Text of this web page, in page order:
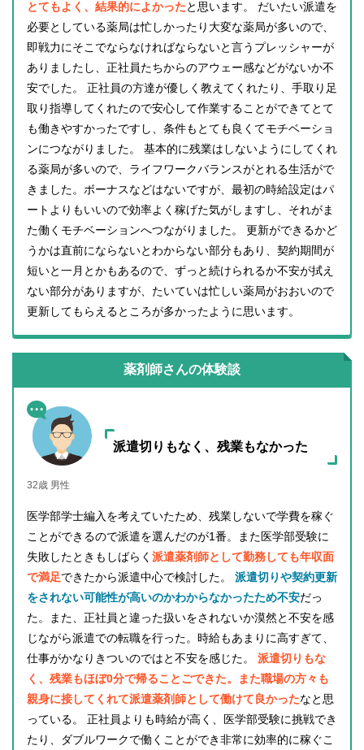
とてもよく、結果的によかったと思います。 だいたい派遣を
必要としている薬局は忙しかったり大変な薬局が多いので、
即戦力にそこでならなければならないと言うプレッシャーが
ありましたし、正社員たちからのアウェー感などがないか不
安でした。 正社員の方達が優しく教えてくれたり、手取り足
取り指導してくれたので安心して作業することができてとて
も働きやすかったですし、条件もとても良くてモチベーショ
ンにつながりました。 基本的に残業はしないようにしてくれ
る薬局が多いので、ライフワークバランスがとれる生活がで
きました。ボーナスなどはないですが、最初の時給設定はパ
ートよりもいいので効率よく稼げた気がしますし、それがま
た働くモチベーションへつながりました。 更新ができるかど
うかは直前にならないとわからない部分もあり、契約期間が
短いと一月とかもあるので、ずっと続けられるか不安が拭え
ない部分がありますが、たいていは忙しい薬局がおおいので
更新してもらえるところが多かったように思います。
薬剤師さんの体験談
32歳 男性
派遣切りもなく、残業もなかった
医学部学士編入を考えていたため、残業しないで学費を稼ぐ
ことができるので派遣を選んだのが1番。また医学部受験に
失敗したときもしばらく 派遣薬剤師として勤務しても年収面
で満足できたから派遣中心で検討した。 派遣切りや契約更新
をされない可能性が高いのかわからなかったため不安だっ
た。また、正社員と違った扱いをされないか漠然と不安を感
じながら派遣での転職を行った。時給もあまりに高すぎて、
仕事がかなりきついのではと不安を感じた。 派遣切りもな
く、残業もほぼ0分で帰ることごできた。また職場の方々も
親身に接してくれて派遣薬剤師として働けて良かったなと思
っている。 正社員よりも時給が高く、医学部受験に挑戦でき
たり、ダブルワークで働くことができ非常に効率的に稼ぐこ